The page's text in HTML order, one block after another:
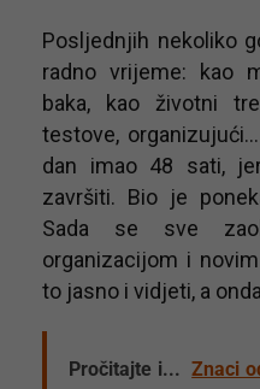
Posljednjih nekoliko
radno vrijeme: kao
baka, kao životni
testove,
dan imao 48 sati,
završiti. Bio je
Sada se sve
organizacijom i
to jasno i vidjeti, a
Pročitajte i... Znaci